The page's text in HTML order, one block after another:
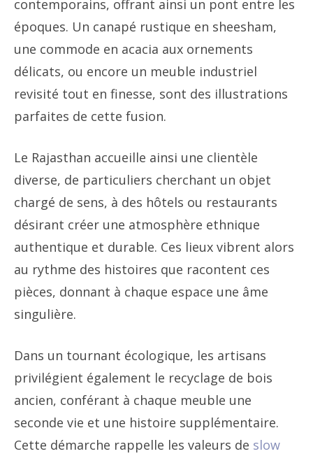
contemporains, offrant ainsi un pont entre les
époques. Un canapé rustique en sheesham,
une commode en acacia aux ornements
délicats, ou encore un meuble industriel
revisité tout en finesse, sont des illustrations
parfaites de cette fusion.
Le Rajasthan accueille ainsi une clientèle
diverse, de particuliers cherchant un objet
chargé de sens, à des hôtels ou restaurants
désirant créer une atmosphère ethnique
authentique et durable. Ces lieux vibrent alors
au rythme des histoires que racontent ces
pièces, donnant à chaque espace une âme
singulière.
Dans un tournant écologique, les artisans
privilégient également le recyclage de bois
ancien, conférant à chaque meuble une
seconde vie et une histoire supplémentaire.
Cette démarche rappelle les valeurs de slow